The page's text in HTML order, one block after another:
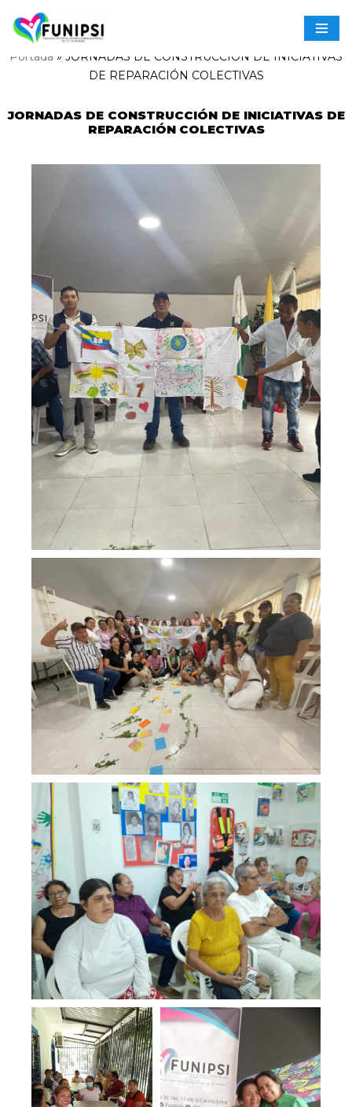
Saltar
al
Portada » JORNADAS DE CONSTRUCCIÓN DE INICIATIVAS
DE REPARACIÓN COLECTIVAS
JORNADAS DE CONSTRUCCIÓN DE INICIATIVAS DE
REPARACIÓN COLECTIVAS